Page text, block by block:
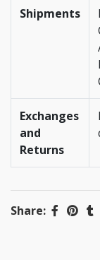
Shipments
Exchanges
and
Returns
Share: